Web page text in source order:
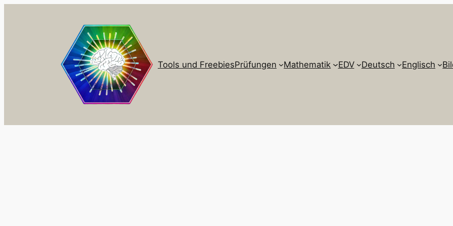
Tools und FreebiesPrüfungen Mathematik EDV Deutsch Englisch